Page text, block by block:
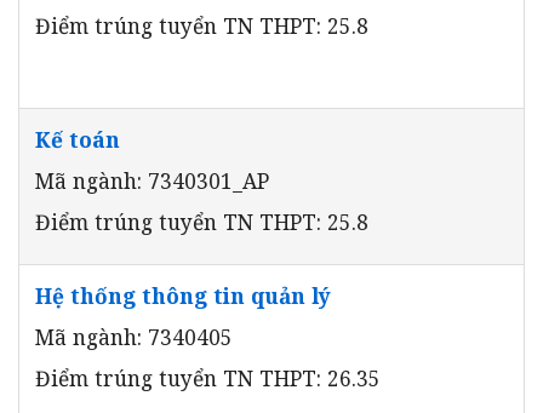
Điểm trúng tuyển TN THPT: 25.8
Kế toán
Mã ngành: 7340301_AP
Điểm trúng tuyển TN THPT: 25.8
Hệ thống thông tin quản lý
Mã ngành: 7340405
Điểm trúng tuyển TN THPT: 26.35